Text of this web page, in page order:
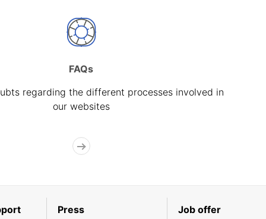
FAQs
regarding the different processes involved in
our websites
Press Job offer